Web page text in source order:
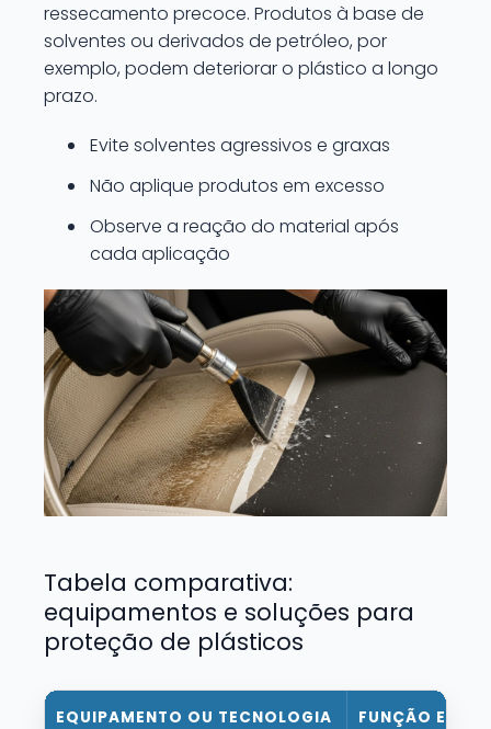
ressecamento precoce. Produtos à base de
solventes ou derivados de petróleo, por
exemplo, podem deteriorar o plástico a longo
prazo.
Evite solventes agressivos e graxas
Não aplique produtos em excesso
Observe a reação do material após
cada aplicação
Tabela comparativa:
equipamentos e soluções para
proteção de plásticos
EQUIPAMENTO OU TECNOLOGIA FUNÇÃO E